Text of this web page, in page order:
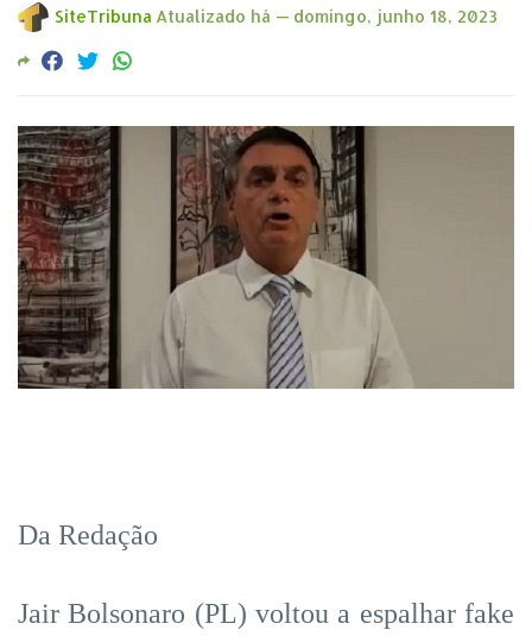
SiteTribuna Atualizado há — domingo, junho 18, 2023
Da Redação
Jair Bolsonaro (PL) voltou a espalhar fake